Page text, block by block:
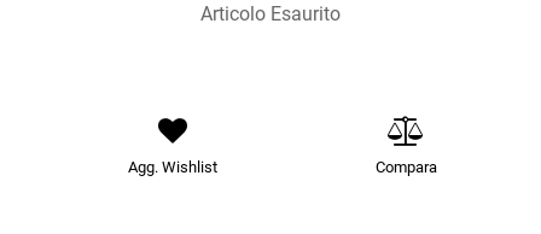
Articolo Esaurito
Agg. Wishlist Compara